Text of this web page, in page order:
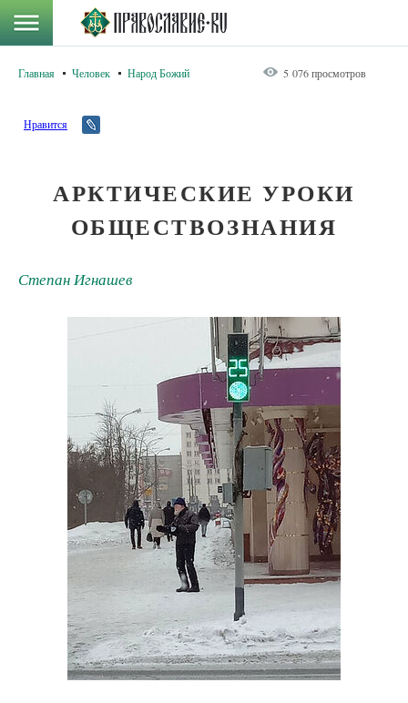
Главная Человек Народ Божий 5 076 просмотров
Нравится
АРКТИЧЕСКИЕ УРОКИ
ОБЩЕСТВОЗНАНИЯ
Степан Игнашев